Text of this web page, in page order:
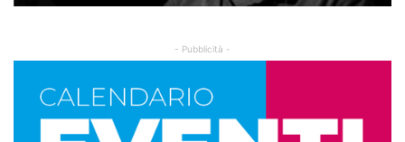
- Pubblicità -